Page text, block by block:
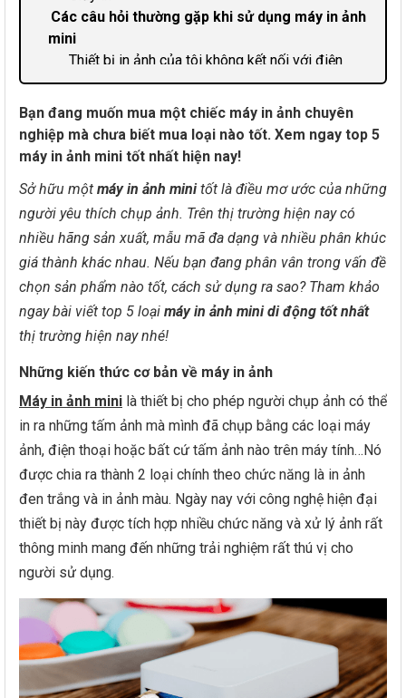
Các câu hỏi thường gặp khi sử dụng máy in ảnh
mini
Thiết bị in ảnh của tôi không kết nối với điện
thoại được?
Máy tính không nhận thiết bị in ảnh phải làm thế
nào?
Thiết bị in ảnh của tôi bị mờ phải làm sao?
Bạn đang muốn mua một chiếc máy in ảnh chuyên
nghiệp mà chưa biết mua loại nào tốt. Xem ngay top 5
máy in ảnh mini tốt nhất hiện nay!
Sở hữu một máy in ảnh minitốt là điều mơ ước của những
người yêu thích chụp ảnh. Trên thị trường hiện nay có
nhiều hãng sản xuất, mẫu mã đa dạng và nhiều phân khúc
giá thành khác nhau. Nếu bạn đang phân vân trong vấn đề
chọn sản phẩm nào tốt, cách sử dụng ra sao? Tham khảo
ngay bài viết top 5 loại máy in ảnh mini di động tốt nhất
thị trường hiện nay nhé!
Những kiến thức cơ bản về máy in ảnh
Máy in ảnh mini là thiết bị cho phép người chụp ảnh có thể
in ra những tấm ảnh mà mình đã chụp bằng các loại máy
ảnh, điện thoại hoặc bất cứ tấm ảnh nào trên máy tính…Nó
được chia ra thành 2 loại chính theo chức năng là in ảnh
đen trắng và in ảnh màu. Ngày nay với công nghệ hiện đại
thiết bị này được tích hợp nhiều chức năng và xử lý ảnh rất
thông minh mang đến những trải nghiệm rất thú vị cho
người sử dụng.